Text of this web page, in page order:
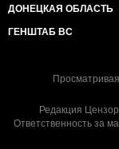
ДОНЕЦКАЯ ОБЛАСТЬ
ГЕНШТАБ ВС
Редакция
Ответственность за